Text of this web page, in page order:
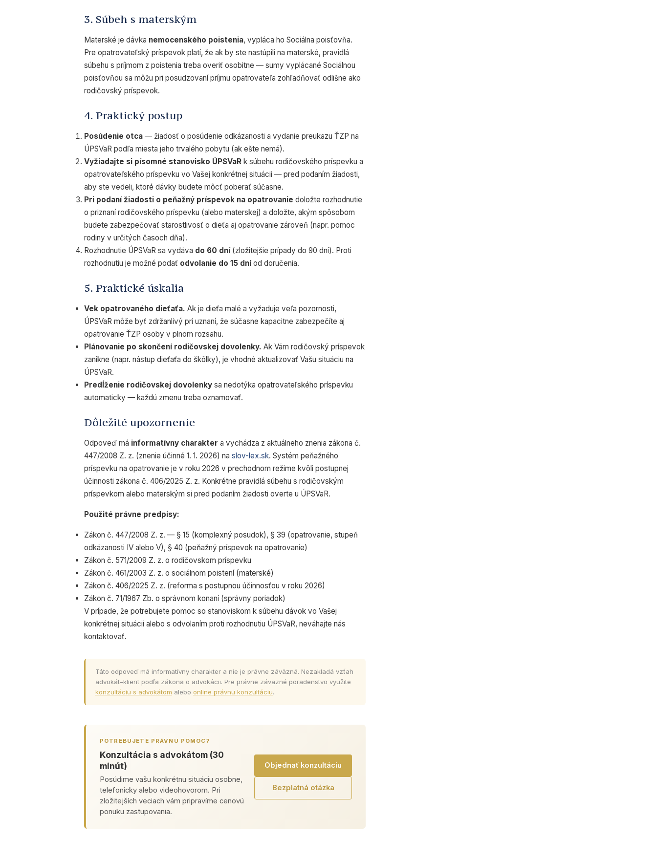
3. Súbeh s materským
Materské je dávka nemocenského poistenia, vypláca ho Sociálna poisťovňa.
Pre opatrovateľský príspevok platí, že ak by ste nastúpili na materské, pravidlá
súbehu s príjmom z poistenia treba overiť osobitne — sumy vyplácané Sociálnou
poisťovňou sa môžu pri posudzovaní príjmu opatrovateľa zohľadňovať odlišne ako
rodičovský príspevok.
4. Praktický postup
Posúdenie otca — žiadosť o posúdenie odkázanosti a vydanie preukazu ŤZP na
ÚPSVaR podľa miesta jeho trvalého pobytu (ak ešte nemá).
Vyžiadajte si písomné stanovisko ÚPSVaR k súbehu rodičovského príspevku a
opatrovateľského príspevku vo Vašej konkrétnej situácii — pred podaním žiadosti,
aby ste vedeli, ktoré dávky budete môcť poberať súčasne.
Pri podaní žiadosti o peňažný príspevok na opatrovanie doložte rozhodnutie
o priznaní rodičovského príspevku (alebo materskej) a doložte, akým spôsobom
budete zabezpečovať starostlivosť o dieťa aj opatrovanie zároveň (napr. pomoc
rodiny v určitých časoch dňa).
Rozhodnutie ÚPSVaR sa vydáva do 60 dní(zložitejšie prípady do 90 dní). Proti
rozhodnutiu je možné podať odvolanie do 15 dníod doručenia.
5. Praktické úskalia
Vek opatrovaného dieťaťa. Ak je dieťa malé a vyžaduje veľa pozornosti,
ÚPSVaR môže byť zdržanlivý pri uznaní, že súčasne kapacitne zabezpečíte aj
opatrovanie ŤZP osoby v plnom rozsahu.
Plánovanie po skončení rodičovskej dovolenky. Ak Vám rodičovský príspevok
zanikne (napr. nástup dieťaťa do škôlky), je vhodné aktualizovať Vašu situáciu na
ÚPSVaR.
Predĺženie rodičovskej dovolenky sa nedotýka opatrovateľského príspevku
automaticky — každú zmenu treba oznamovať.
Dôležité upozornenie
Odpoveď má informatívny charakter a vychádza z aktuálneho znenia zákona č.
447/2008 Z. z. (znenie účinné 1. 1. 2026) na slov-lex.sk. Systém peňažného
príspevku na opatrovanie je v roku 2026 v prechodnom režime kvôli postupnej
účinnosti zákona č. 406/2025 Z. z. Konkrétne pravidlá súbehu s rodičovským
príspevkom alebo materským si pred podaním žiadosti overte u ÚPSVaR.
Použité právne predpisy:
Zákon č. 447/2008 Z. z. — § 15 (komplexný posudok), § 39 (opatrovanie, stupeň
odkázanosti IV alebo V), § 40 (peňažný príspevok na opatrovanie)
Zákon č. 571/2009 Z. z. o rodičovskom príspevku
Zákon č. 461/2003 Z. z. o sociálnom poistení (materské)
Zákon č. 406/2025 Z. z. (reforma s postupnou účinnosťou v roku 2026)
Zákon č. 71/1967 Zb. o správnom konaní (správny poriadok)
V prípade, že potrebujete pomoc so stanoviskom k súbehu dávok vo Vašej
konkrétnej situácii alebo s odvolaním proti rozhodnutiu ÚPSVaR, neváhajte nás
kontaktovať.
Táto odpoveď má informatívny charakter a nie je právne záväzná. Nezakladá vzťah
advokát–klient podľa zákona o advokácii. Pre právne záväzné poradenstvo využite
konzultáciu s advokátom alebo online právnu konzultáciu.
POTREBUJETE PRÁVNU POMOC?
Konzultácia s advokátom (30
minút)
Posúdime vašu konkrétnu situáciu osobne,
telefonicky alebo videohovorom. Pri
zložitejších veciach vám pripravíme cenovú
ponuku zastupovania.
Objednať konzultáciu
Bezplatná otázka